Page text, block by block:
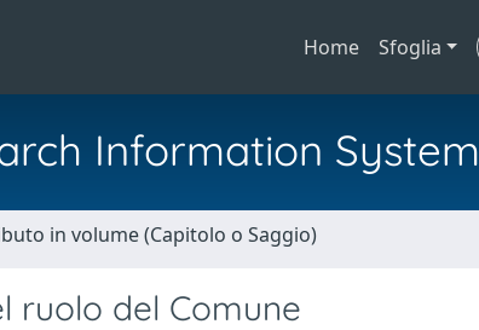
Home Sfoglia
Information System
in volume (Capitolo o Saggio)
ruolo del Comune